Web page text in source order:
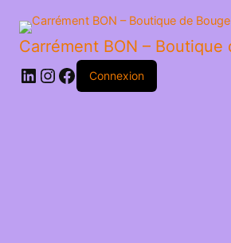
Carrément BON – Boutique
LinkedIn
Instagram
Facebook
Connexion